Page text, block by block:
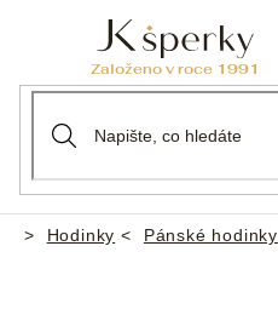
Domů
Hodinky Pánské hodinky